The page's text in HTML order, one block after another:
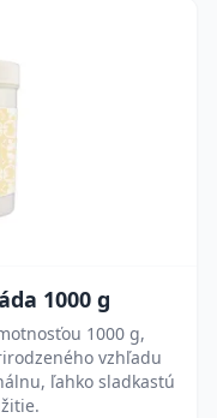
1000 g
1000 g,
vzhľadu
ľahko sladkastú